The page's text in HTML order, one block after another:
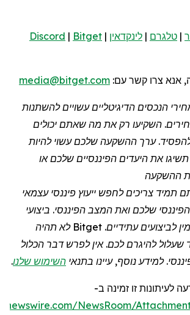
| טלגרם | לינקדאין |
Discord | Bitget
אנא צרו קשר עם: media@bitget.com
הנכסים הדיגיטליים עשויים להשתנות
השקיעו רק את מה שאתם יכולים
ערך ההשקעה שלכם עשוי להיות
את היעדים הפיננסיים שלכם או
ההשקעה
תמיד צריכים לחפש ייעוץ פיננסי עצמאי
שלכם ואת המצב הפיננסי. ביצועי
לביצועים עתידיים. Bitget לא תהיה
להיגרם לכם. אין לפרש דבר הכלול
למידע נוסף, עיינו בתנאי השימוש שלנו.
לעיתונות זו זמינה ב-
NewsRoom/